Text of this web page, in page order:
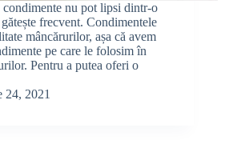
condimente nu pot lipsi dintr-o
frecvent. Condimentele
mâncărurilor, așa că avem
pe care le folosim în
Pentru a putea oferi o
24, 2021